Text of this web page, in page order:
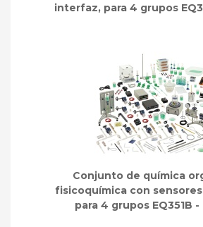
interfaz, para 4 grupos
Conjunto de química
fisicoquímica con
para 4 grupos EQ351B